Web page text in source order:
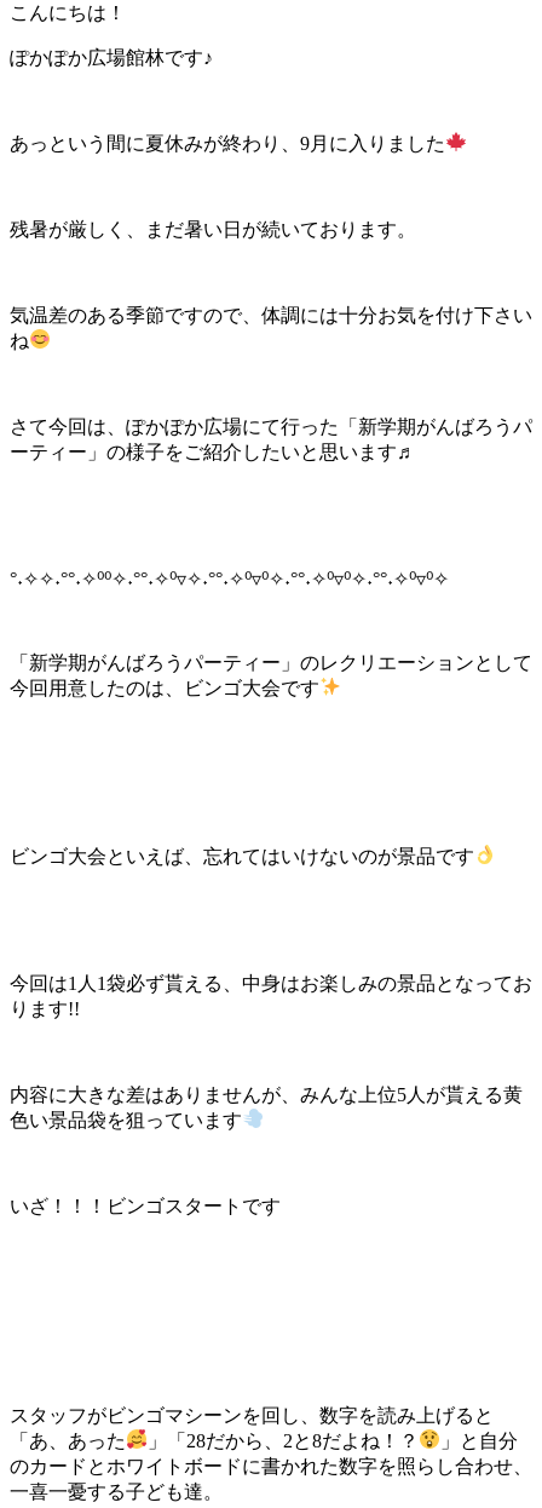
こんにちは！
ぽかぽか広場館林です♪
あっという間に夏休みが終わり、9月に入りました
残暑が厳しく、まだ暑い日が続いております。
気温差のある季節ですので、体調には十分お気を付け下さい
ね
さて今回は、ぽかぽか広場にて行った「新学期がんばろうパ
ーティー」の様子をご紹介したいと思います♬
°˖✧✧˖°°˖✧⁰⁰✧˖°°˖✧⁰▿✧˖°°˖✧⁰▿⁰✧˖°°˖✧⁰▿⁰✧˖°°˖✧⁰▿⁰✧
「新学期がんばろうパーティー」のレクリエーションとして
今回用意したのは、ビンゴ大会です
ビンゴ大会といえば、忘れてはいけないのが景品です
今回は1人1袋必ず貰える、中身はお楽しみの景品となってお
ります!!
内容に大きな差はありませんが、みんな上位5人が貰える黄
色い景品袋を狙っています
いざ！！！ビンゴスタートです
スタッフがビンゴマシーンを回し、数字を読み上げると
「あ、あった
」「28だから、2と8だよね！？
」と自分
のカードとホワイトボードに書かれた数字を照らし合わせ、
一喜一憂する子ども達。